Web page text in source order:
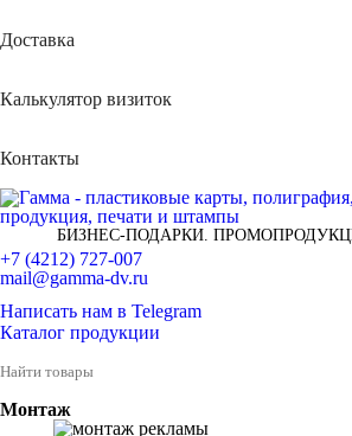
Доставка
Калькулятор визиток
Контакты
БИЗНЕС-ПОДАРКИ.
+7 (4212) 727-007
mail@gamma-dv.ru
Написать нам в Telegram
Каталог продукции
Монтаж